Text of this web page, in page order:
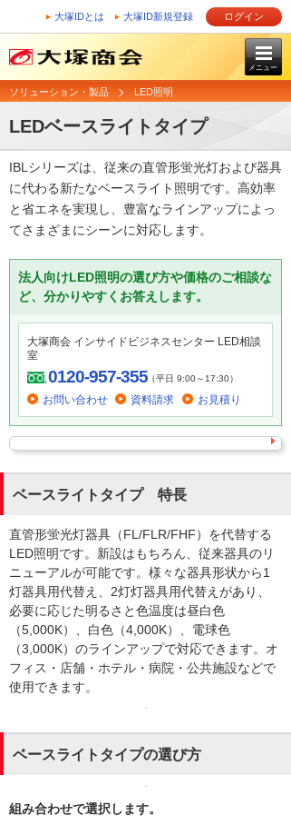
大塚IDとは 大塚ID新規登録 ログイン
メニュー
ソリューション・製品 LED照明
LEDベースライトタイプ
IBLシリーズは、従来の直管形蛍光灯および器具
に代わる新たなベースライト照明です。高効率
と省エネを実現し、豊富なラインアップによっ
てさまざまにシーンに対応します。
法人向けLED照明の選び方や価格のご相談な
ど、分かりやすくお答えします。
大塚商会 インサイドビジネスセンター LED相談
室
0120-957-355（平日 9:00～17:30）
お問い合わせ 資料請求 お見積り
ベースライトタイプ 特長
直管形蛍光灯器具（FL/FLR/FHF）を代替する
LED照明です。新設はもちろん、従来器具のリ
ニューアルが可能です。様々な器具形状から1
灯器具用代替え、2灯灯器具用代替えがあり、
必要に応じた明るさと色温度は昼白色
（5,000K）、白色（4,000K）、電球色
（3,000K）のラインアップで対応できます。オ
フィス・店舗・ホテル・病院・公共施設などで
使用できます。
ベースライトタイプの選び方
組み合わせで選択します。